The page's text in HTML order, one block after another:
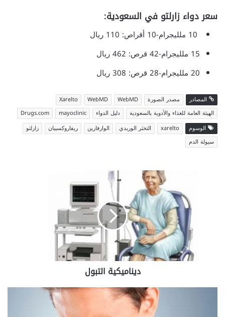
سعردواء زارلتو في السعودية:
15 ملليجرام-42 قرص: 462 ريال
20 ملليجرام-28 قرص: 308 ريال
المصادر مصدر الصورة WebMD
WebMD
Xarelto
الهيئة العامة للغذاء والأدوية بالسعودية
دليل الدواء mayoclinic
Drugs.com
الوسوم
xarelto التخثر الوريدي الوارفارين ريفاروكسيبان
زارلتو
سيولة الدم
ديناميكية التبول